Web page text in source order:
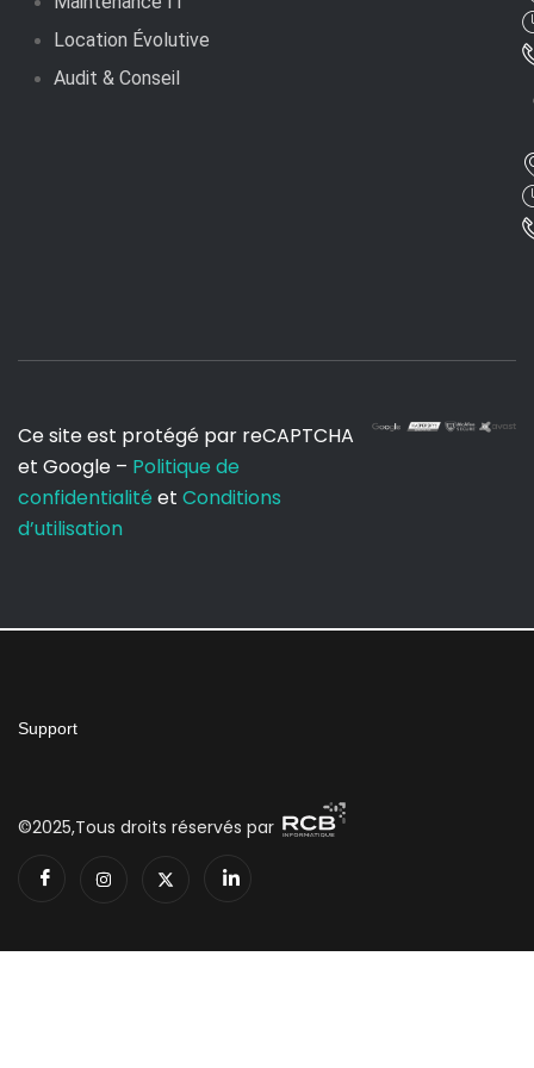
Location Évolutive
Audit & Conseil
Ce site est protégé par reCAPTCHA
et Google – Politique de
confidentialité et Conditions
d’utilisation
Support
©2025,Tous droits réservés par